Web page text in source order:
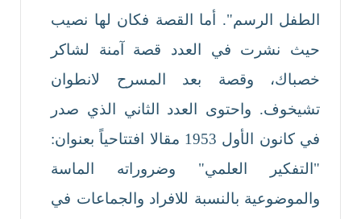
الطفل الرسم". أما القصة فكان لها نصيب
حيث نشرت في العدد قصة آمنة لشاكر
خصباك، وقصة بعد المسرح لانطوان
تشيخوف. واحتوى العدد الثاني الذي صدر
في كانون الأول 1953 مقالا افتتاحياً بعنوان:
"التفكير العلمي" وضروراته الماسة
والموضوعية بالنسبة للافراد والجماعات في